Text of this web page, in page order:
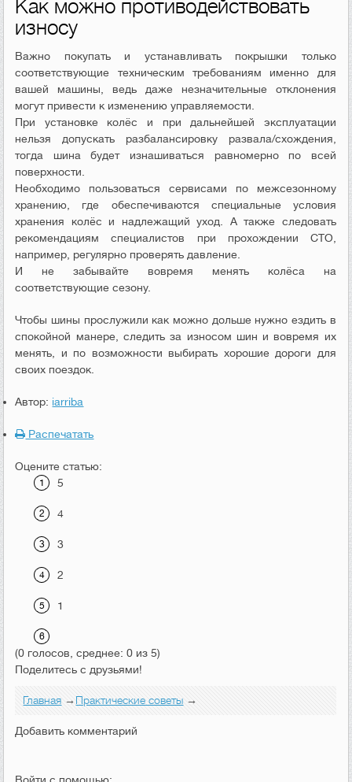
Как можно противодействовать
износу
Важно покупать и устанавливать покрышки только
соответствующие техническим требованиям именно для
вашей машины, ведь даже незначительные отклонения
могут привести к изменению управляемости.
При установке колёс и при дальнейшей эксплуатации
нельзя допускать разбалансировку развала/схождения,
тогда шина будет изнашиваться равномерно по всей
поверхности.
Необходимо пользоваться сервисами по межсезонному
хранению, где обеспечиваются специальные условия
хранения колёс и надлежащий уход. А также следовать
рекомендациям специалистов при прохождении СТО,
например, регулярно проверять давление.
И не забывайте вовремя менять колёса на
соответствующие сезону.
Чтобы шины прослужили как можно дольше нужно ездить в
спокойной манере, следить за износом шин и вовремя их
менять, и по возможности выбирать хорошие дороги для
своих поездок.
Автор: iarriba
Распечатать
Оцените статью:
5
4
3
2
1
(0 голосов, среднее: 0 из 5)
Поделитесь с друзьями!
Главная →Практические советы →
Добавить комментарий
Войти с помощью: